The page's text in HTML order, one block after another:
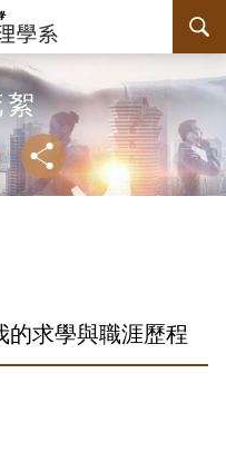
絮
略過字型切
列印 分享
的求學與職涯歷程